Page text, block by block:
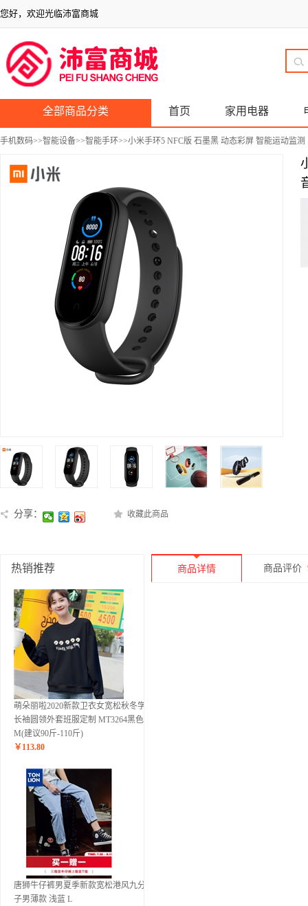
您好，欢迎光临沛富商城
全部商品分类 首页 家用电器
手机数码>>智能设备>>智能手环>>小米手环5 NFC版 石墨黑 动态彩屏 智能运动监
分享： 收藏此商品
热销推荐
萌朵丽啦2020新款卫衣女宽松秋冬学生
长袖圆领外套班服定制 MT3264黑色
M(建议90斤-110斤)
￥ 113.80
唐狮牛仔裤男夏季新款宽松港风九分裤
子男薄款 浅蓝 L
商品详情 商品评价